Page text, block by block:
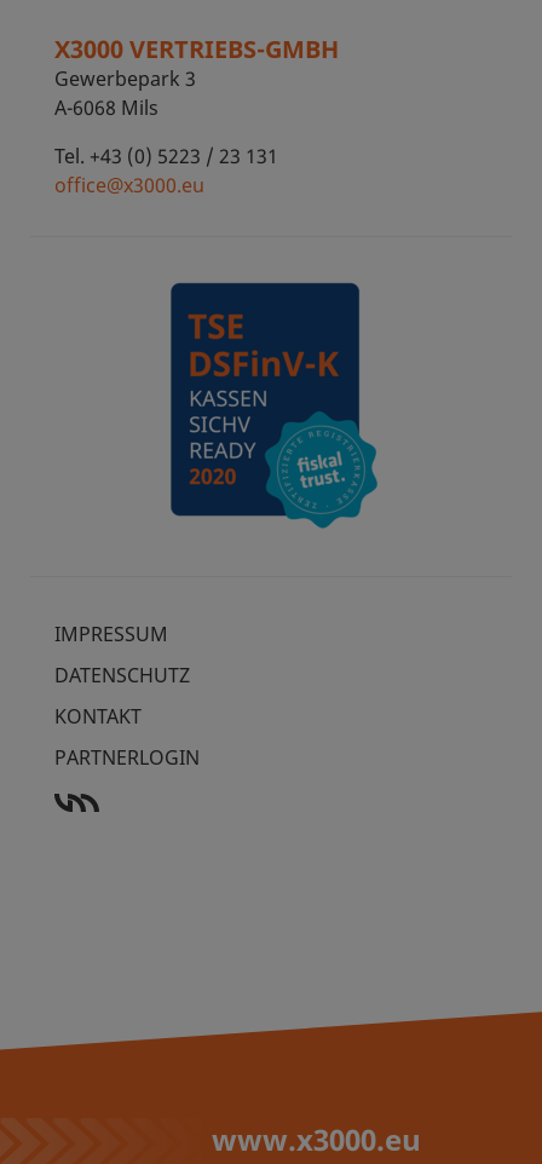
X3000 VERTRIEBS-GMBH
Gewerbepark 3
A-6068 Mils
Tel. +43 (0) 5223 / 23 131
office@x3000.eu
IMPRESSUM
DATENSCHUTZ
KONTAKT
PARTNERLOGIN
www.x3000.eu